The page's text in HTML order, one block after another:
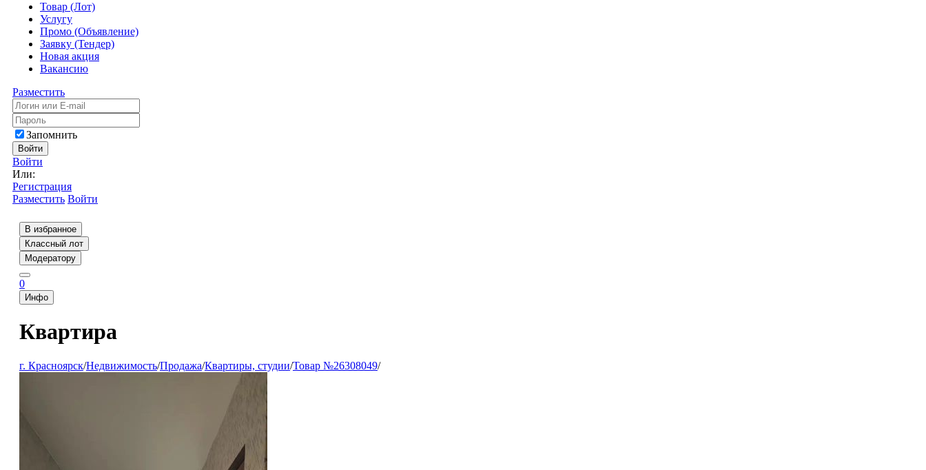
Товар (Лот)
Услугу
Промо (Объявление)
Заявку (Тендер)
Новая акция
Вакансию
Разместить
Запомнить
Войти
Войти
Или:
Регистрация
Разместить Войти
В избранное
Классный лот
Модератору
0
Инфо
Квартира
г. Красноярск/Недвижимость/Продажа/Квартиры, студии/Товар №26308049/